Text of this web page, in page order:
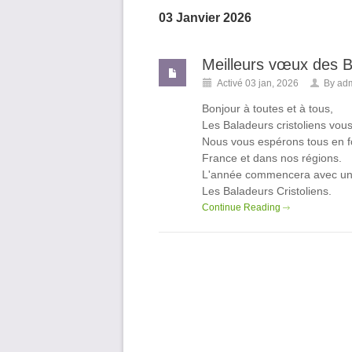
03 Janvier 2026
Meilleurs vœux des
Activé 03 jan, 2026 By
Bonjour à toutes et à tous,
Les Baladeurs cristoliens
Nous vous espérons tous en
France et dans nos régions.
L'année commencera avec
Les Baladeurs Cristoliens.
Continue Reading